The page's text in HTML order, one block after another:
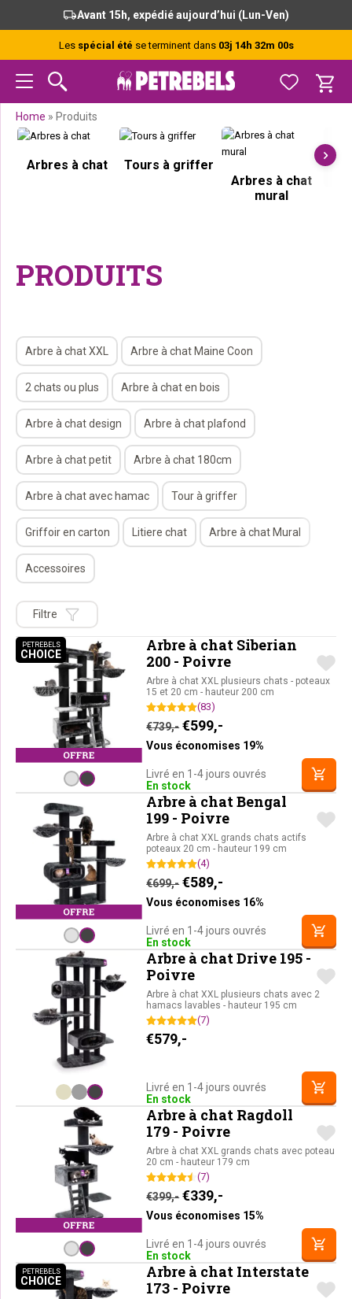
navigation
principale
principal
barre
latérale
principale
de
page
Avant 15h, expédié aujourd’hui (Lun-Ven)
Les spécial été se terminent dans 03j 14h 32m 00s
Home » Produits
Arbres à chat
Tours à griffer
Arbres à chat
mural
PRODUITS
Arbre à chat XXL Arbre à chat Maine Coon
2 chats ou plus Arbre à chat en bois
Arbre à chat design Arbre à chat plafond
Arbre à chat petit Arbre à chat 180cm
Arbre à chat avec hamac Tour à griffer
Griffoir en carton Litiere chat Arbre à chat Mural
Accessoires
Filtre
PETREBELS
CHOICEPETREBELS CHOICE
Arbre à chat Siberian
200 - Poivre
Arbre à chat XXL plusieurs chats - poteaux
15 et 20 cm - hauteur 200 cm
(83)
€739,- Le prix initial était :
€599,-
Vous économises 19%
Livré en 1-4 jours ouvrés
En stock
Arbre à chat Bengal
199 - Poivre
Arbre à chat XXL grands chats actifs
poteaux 20 cm - hauteur 199 cm
(4)
€699,- Le prix initial était :
€589,-
Vous économises 16%
Livré en 1-4 jours ouvrés
En stock
Arbre à chat Drive 195 -
Poivre
Arbre à chat XXL plusieurs chats avec 2
hamacs lavables - hauteur 195 cm
(7)
€579,-
Livré en 1-4 jours ouvrés
En stock
Arbre à chat Ragdoll
179 - Poivre
Arbre à chat XXL grands chats avec poteau
20 cm - hauteur 179 cm
(7)
€399,- Le prix initial était :
€339,-
Vous économises 15%
Livré en 1-4 jours ouvrés
En stock
PETREBELS
CHOICEPETREBELS CHOICE
Arbre à chat Interstate
173 - Poivre